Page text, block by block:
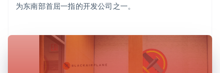
为东南部首屈一指的开发公司之一。